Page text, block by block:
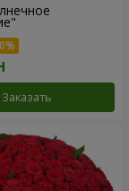
Заказать